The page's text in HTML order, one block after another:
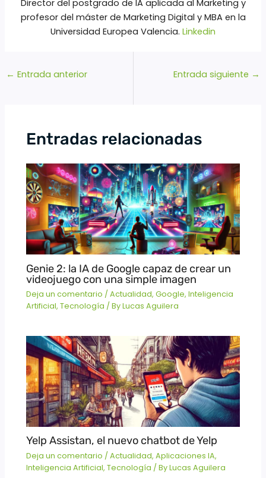
Director del postgrado de IA aplicada al Marketing y
profesor del máster de Marketing Digital y MBA en la
Universidad Europea Valencia. Linkedin
← Entrada anterior Entrada siguiente →
Entradas relacionadas
Genie 2: la IA de Google capaz de crear un
videojuego con una simple imagen
Deja un comentario /Actualidad,Google,Inteligencia
Artificial,Tecnología / ByLucas Aguilera
Yelp Assistan, el nuevo chatbot de Yelp
Deja un comentario /Actualidad,Aplicaciones IA,
Inteligencia Artificial,Tecnología / ByLucas Aguilera